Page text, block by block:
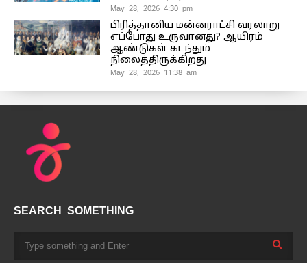
May 28, 2026 4:30 pm
பிரித்தானிய மன்னராட்சி வரலாறு
எப்போது உருவானது? ஆயிரம்
ஆண்டுகள் கடந்தும்
நிலைத்திருக்கிறது
May 28, 2026 11:38 am
SEARCH SOMETHING